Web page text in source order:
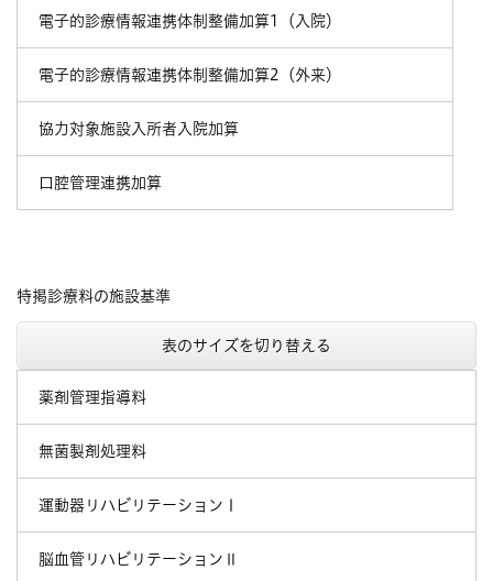
電子的診療情報連携体制整備加算1（入院）
電子的診療情報連携体制整備加算2（外来）
協力対象施設入所者入院加算
口腔管理連携加算
特掲診療料の施設基準
表のサイズを切り替える
薬剤管理指導料
無菌製剤処理料
運動器リハビリテーションⅠ
脳血管リハビリテーションⅡ